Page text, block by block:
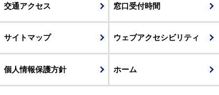
交通アクセス 窓口受付時間
サイトマップ ウェブアクセシビリティ
個人情報保護方針 ホーム